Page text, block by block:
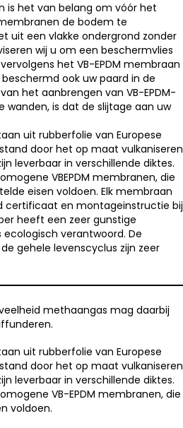
is het van belang om vóór het
de bodem te
uit een vlakke ondergrond zonder
wij u om een beschermvlies
het VB-EPDM membraan
ook uw paard in de
het aanbrengen van VB-EPDM-
is dat de slijtage aan uw
uit rubberfolie van Europese
door het op maat vulkaniseren
leverbaar in verschillende diktes.
VBEPDM membranen, die
eisen voldoen. Elk membraan
certificaat en montageinstructie bij
heeft een zeer gunstige
verantwoord. De
gehele levenscyclus zijn zeer
methaangas mag daarbij
uit rubberfolie van Europese
door het op maat vulkaniseren
leverbaar in verschillende diktes.
VB-EPDM membranen, die
voldoen.